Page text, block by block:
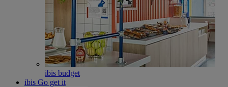
ibis budget
ibis Go get it